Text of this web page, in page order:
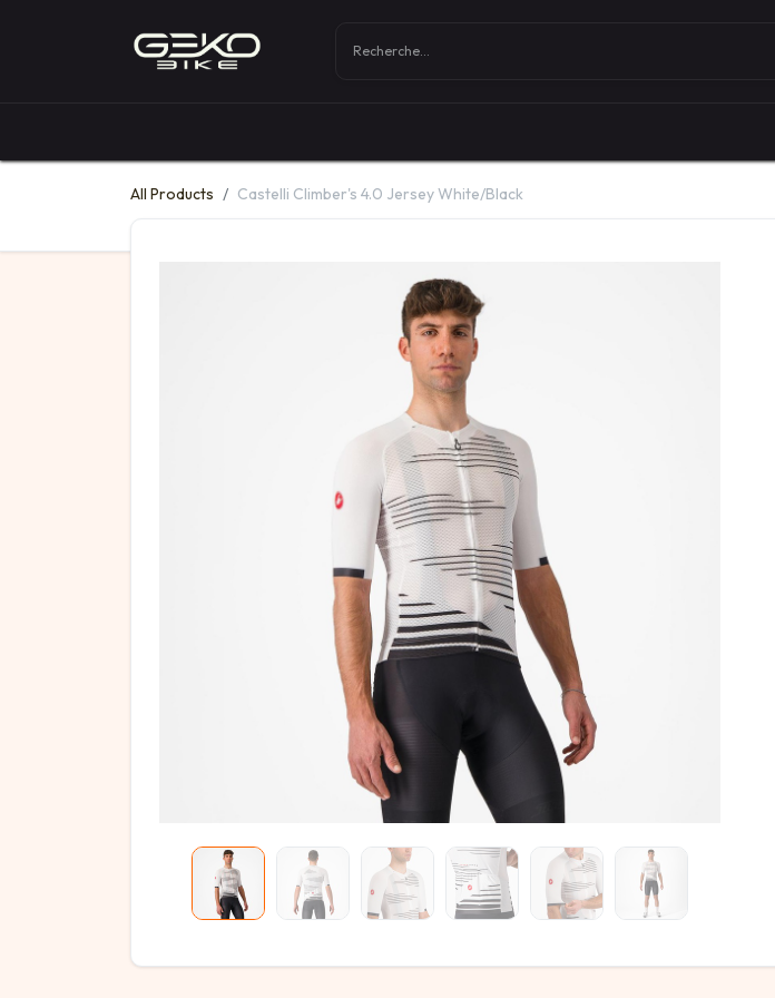
All Products Castelli Climber's 4.0 Jersey White/Black